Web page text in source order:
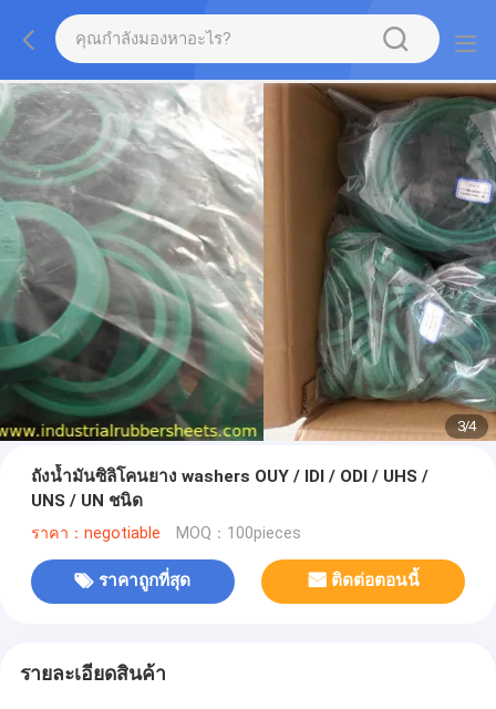
3/4
ถังน้ำมันซิลิโคนยาง washers OUY / IDI / ODI / UHS /
UNS / UN ชนิด
ราคา：negotiable MOQ：100pieces
ราคาถูกที่สุด ติดต่อตอนนี้
รายละเอียดสินค้า